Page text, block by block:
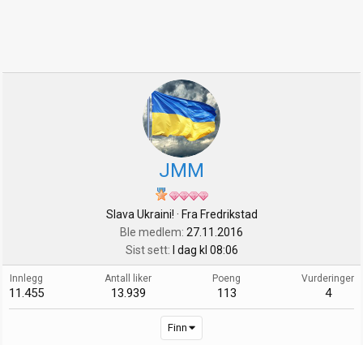
JMM
Slava Ukraini! · Fra Fredrikstad
Ble medlem 27.11.2016
Sist sett
I dag kl 08:06
Innlegg
11.455
Antall liker
13.939
Poeng
113
Vurderinger
4
Finn